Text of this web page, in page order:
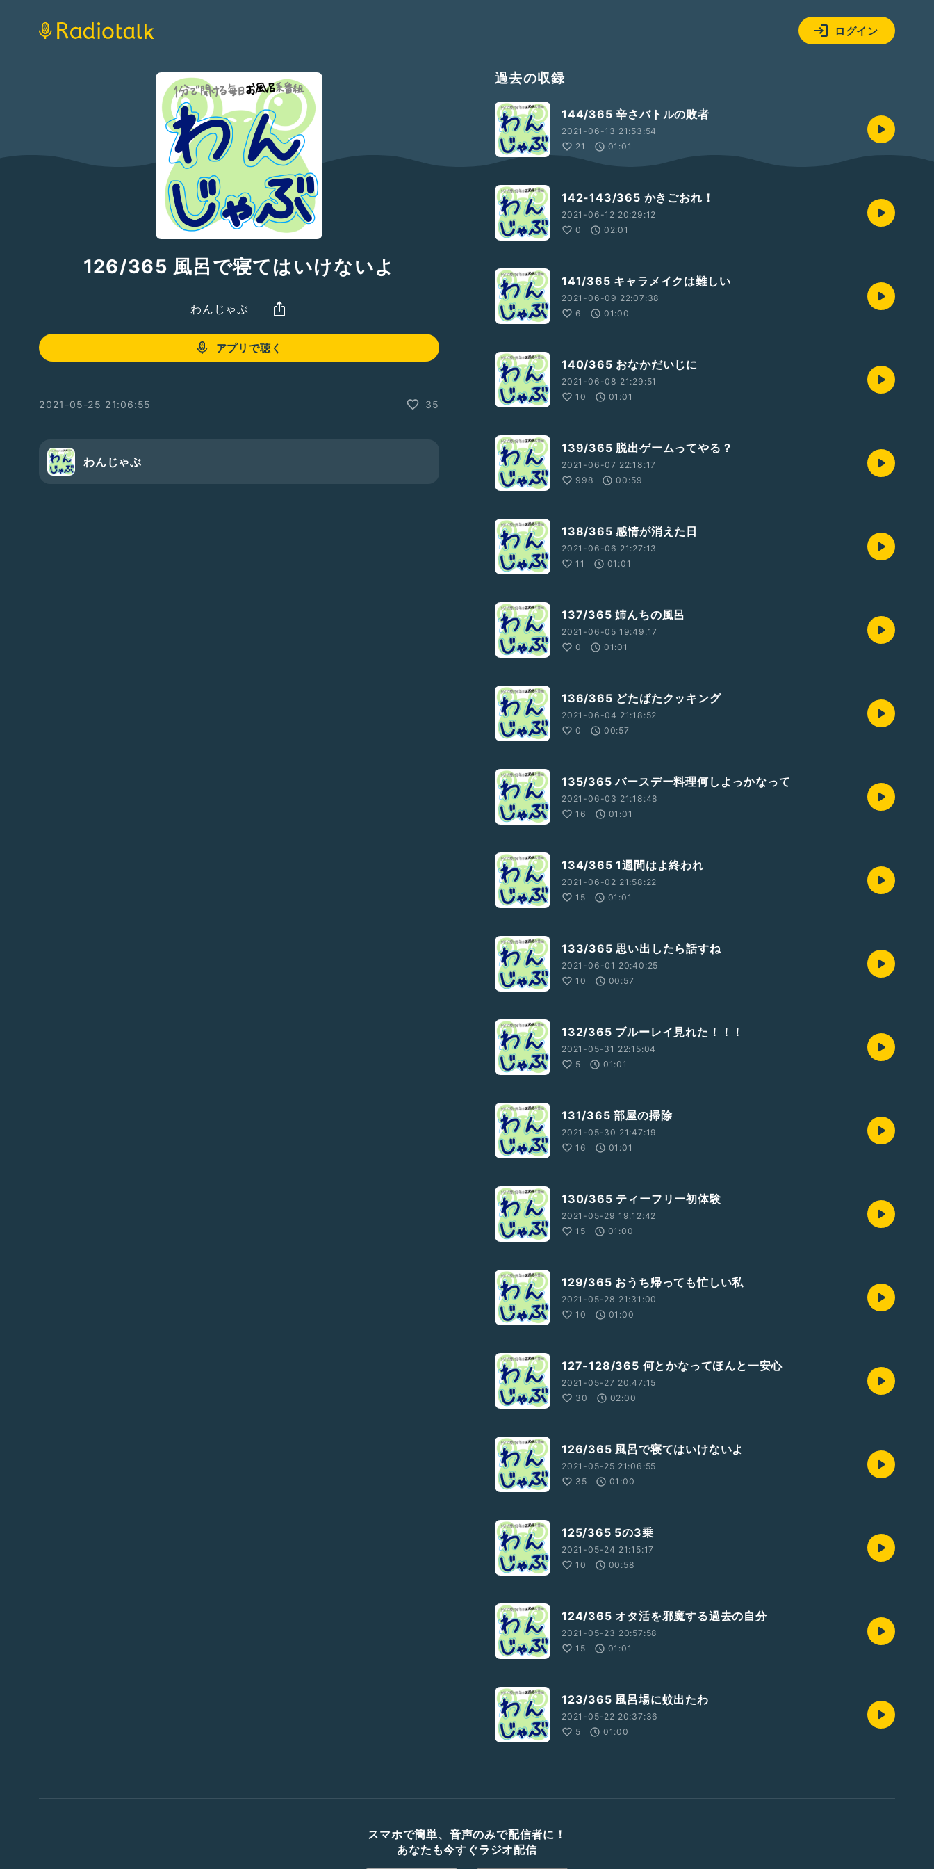
ログイン
126/365 風呂で寝てはいけないよ
わんじゃぶ
アプリで聴く
2021-05-25 21:06:55 35
わんじゃぶ
過去の収録
144/365 辛さバトルの敗者
2021-06-13 21:53:54
21
01:01
142-143/365 かきごおれ！
2021-06-12 20:29:12
0
02:01
141/365 キャラメイクは難しい
2021-06-09 22:07:38
6
01:00
140/365 おなかだいじに
2021-06-08 21:29:51
10
01:01
139/365 脱出ゲームってやる？
2021-06-07 22:18:17
998
00:59
138/365 感情が消えた日
2021-06-06 21:27:13
11
01:01
137/365 姉んちの風呂
2021-06-05 19:49:17
0
01:01
136/365 どたばたクッキング
2021-06-04 21:18:52
0
00:57
135/365 バースデー料理何しよっかなって
2021-06-03 21:18:48
16
01:01
134/365 1週間はよ終われ
2021-06-02 21:58:22
15
01:01
133/365 思い出したら話すね
2021-06-01 20:40:25
10
00:57
132/365 ブルーレイ見れた！！！
2021-05-31 22:15:04
5
01:01
131/365 部屋の掃除
2021-05-30 21:47:19
16
01:01
130/365 ティーフリー初体験
2021-05-29 19:12:42
15
01:00
129/365 おうち帰っても忙しい私
2021-05-28 21:31:00
10
01:00
127-128/365 何とかなってほんと一安心
2021-05-27 20:47:15
30
02:00
126/365 風呂で寝てはいけないよ
2021-05-25 21:06:55
35
01:00
125/365 5の3乗
2021-05-24 21:15:17
10
00:58
124/365 オタ活を邪魔する過去の自分
2021-05-23 20:57:58
15
01:01
123/365 風呂場に蚊出たわ
2021-05-22 20:37:36
5
01:00
スマホで簡単、音声のみで配信者に！
あなたも今すぐラジオ配信